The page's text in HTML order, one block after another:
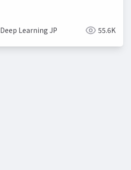
Deep Learning JP 55.6K